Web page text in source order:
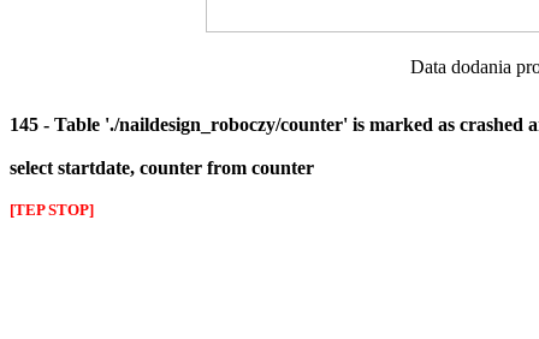
Data dodania
145 - Table './naildesign_roboczy/counter' is marked as crashed
select startdate, counter from counter
[TEP STOP]